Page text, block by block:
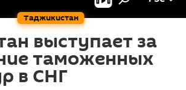
Таджикистан
выступает за
таможенных
в СНГ